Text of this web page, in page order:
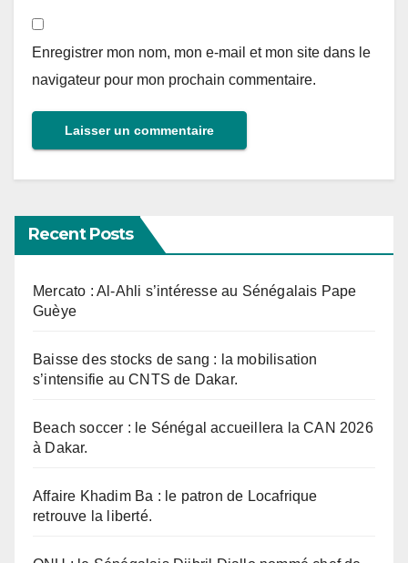
Enregistrer mon nom, mon e-mail et mon site dans le
navigateur pour mon prochain commentaire.
Recent Posts
Mercato : Al-Ahli s’intéresse au Sénégalais Pape
Guèye
Baisse des stocks de sang : la mobilisation
s’intensifie au CNTS de Dakar.
Beach soccer : le Sénégal accueillera la CAN 2026
à Dakar.
Affaire Khadim Ba : le patron de Locafrique
retrouve la liberté.